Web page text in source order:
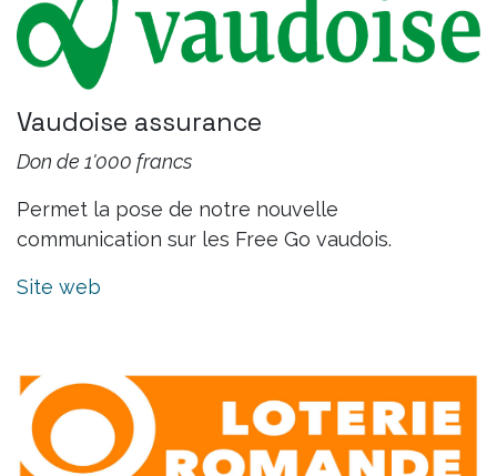
Vaudoise assurance
Don de 1'000 francs
Permet la pose de notre nouvelle
communication sur les Free Go vaudois.
Site web